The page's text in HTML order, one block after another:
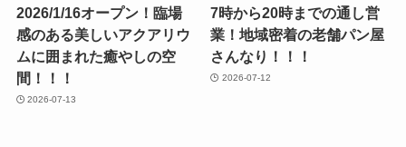
2026/1/16オープン！臨場
感のある美しいアクアリウ
ムに囲まれた癒やしの空
間！！！
2026-07-13
7時から20時までの通し営
業！地域密着の老舗パン屋
さんなり！！！
2026-07-12